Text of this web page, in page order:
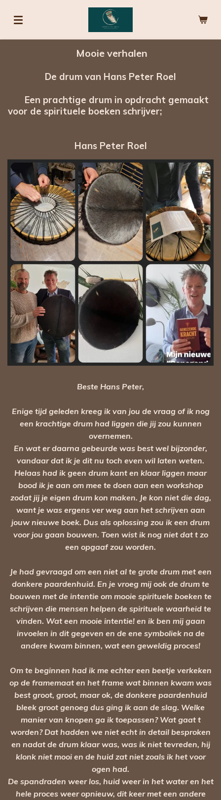
direct
Mooie verhalen
De drum van Hans Peter Roel
Een prachtige drum in opdracht gemaakt
voor de spirituele boeken schrijver;
Hans Peter Roel
Beste Hans Peter,
Enige tijd geleden kreeg ik van jou de vraag of ik nog
een krachtige drum had liggen die jij zou kunnen
overnemen.
En wat er daarna gebeurde was best wel bijzonder,
vandaar dat ik je dit nu toch even wil laten weten.
Helaas had ik geen drum kant en klaar liggen maar
bood ik je aan om mee te doen aan een workshop
zodat jij je eigen drum kon maken. Je kon niet die dag,
want je was ergens ver weg aan het schrijven aan
jouw nieuwe boek. Dus als oplossing zou ik een drum
voor jou gaan bouwen. Toen wist ik nog niet dat t zo
een opgaaf zou worden.
Je had gevraagd om een niet al te grote drum met een
donkere paardenhuid. En je vroeg mij ook de drum te
bouwen met de intentie om mooie spirituele boeken te
schrijven die mensen helpen de spirituele waarheid te
vinden. Wat een mooie intentie! en ik ben mij gaan
invoelen in dit gegeven en de ene symboliek na de
andere kwam binnen, wat een geweldig proces!
Om te beginnen had ik me echter een beetje verkeken
op de framemaat en het frame wat binnen kwam was
best groot, groot, maar ok, de donkere paardenhuid
bleek groot genoeg dus ging ik aan de slag. Welke
manier van knopen ga ik toepassen? Wat gaat t
worden? Dat hadden we niet echt in detail besproken
en nadat de drum klaar was, was ik niet tevreden, hij
klonk niet mooi en de huid zat niet zoals ik het voor
ogen had.
De spandraden weer los, huid weer in het water en het
hele proces weer opnieuw, dit keer met een andere